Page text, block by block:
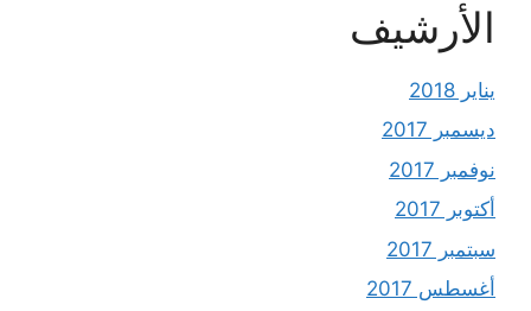
الأرشيف
يناير 2018
ديسمبر 2017
نوفمبر 2017
أكتوبر 2017
سبتمبر 2017
أغسطس 2017